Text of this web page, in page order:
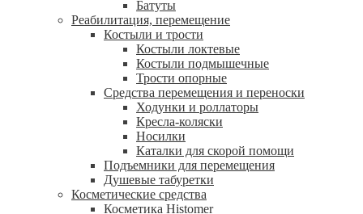
Батуты
Реабилитация, перемещение
Костыли и трости
Костыли локтевые
Костыли подмышечные
Трости опорные
Средства перемещения и переноски
Ходунки и роллаторы
Кресла-коляски
Носилки
Каталки для скорой помощи
Подъемники для перемещения
Душевые табуретки
Косметические средства
Косметика Histomer